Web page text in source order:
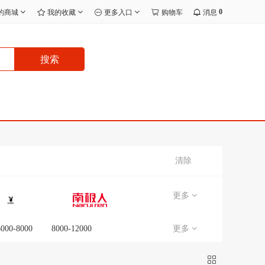
商城 我的收藏 更多入口 购物车 消息 0
搜索
清除
更多
8000 8000-12000 更多